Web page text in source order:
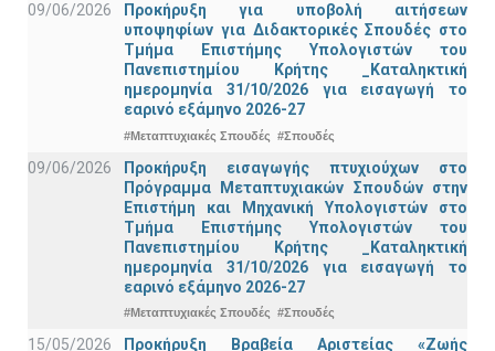
09/06/2026
Προκήρυξη για υποβολή αιτήσεων
υποψηφίων για Διδακτορικές Σπουδές στο
Τμήμα Eπιστήμης Υπολογιστών του
Πανεπιστημίου Κρήτης _Καταληκτική
ημερομηνία 31/10/2026 για εισαγωγή το
εαρινό εξάμηνο 2026-27
#Μεταπτυχιακές Σπουδές #Σπουδές
09/06/2026
Προκήρυξη εισαγωγής πτυχιούχων στo
Πρόγραμμα Μεταπτυχιακών Σπουδών στην
Επιστήμη και Μηχανική Υπολογιστών στο
Τμήμα Eπιστήμης Υπολογιστών του
Πανεπιστημίου Κρήτης _Καταληκτική
ημερομηνία 31/10/2026 για εισαγωγή το
εαρινό εξάμηνο 2026-27
#Μεταπτυχιακές Σπουδές #Σπουδές
15/05/2026 Προκήρυξη Βραβεία Αριστείας «Ζωής